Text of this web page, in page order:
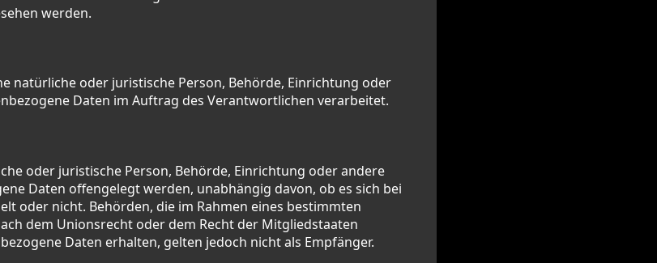
werden.
natürliche oder juristische Person, Behörde, Einrichtung oder
Daten im Auftrag des Verantwortlichen verarbeitet.
oder juristische Person, Behörde, Einrichtung oder andere
Daten offengelegt werden, unabhängig davon, ob es sich bei
oder nicht. Behörden, die im Rahmen eines bestimmten
dem Unionsrecht oder dem Recht der Mitgliedstaaten
Daten erhalten, gelten jedoch nicht als Empfänger.